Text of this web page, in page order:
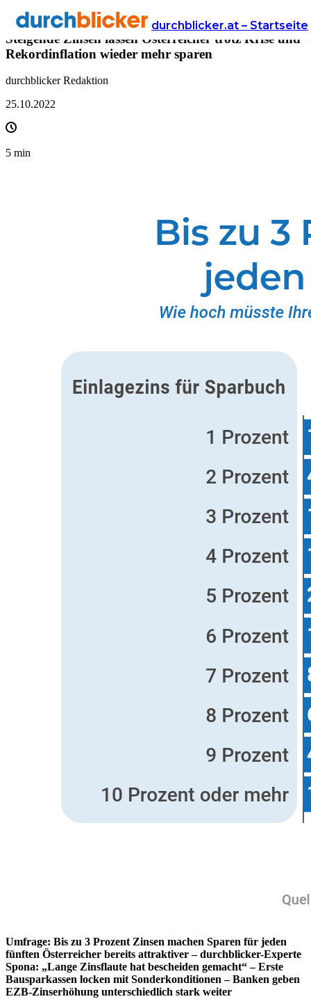
durchblicker.at – Startseite
Presse
Steigende Zinsen lassen Österreicher trotz Krise und
Rekordinflation wieder mehr sparen
durchblicker Redaktion
25.10.2022
5 min
Umfrage: Bis zu 3 Prozent Zinsen machen Sparen für jeden
fünften Österreicher bereits attraktiver – durchblicker-Experte
Spona: „Lange Zinsflaute hat bescheiden gemacht“ – Erste
Bausparkassen locken mit Sonderkonditionen – Banken geben
EZB-Zinserhöhung unterschiedlich stark weiter